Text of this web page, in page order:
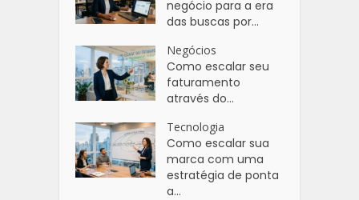
negócio para a era
das buscas por...
Negócios
Como escalar seu
faturamento
através do...
Tecnologia
Como escalar sua
marca com uma
estratégia de ponta
a...